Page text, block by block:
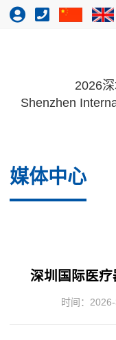
2026
Shenzhen
媒体中心
深圳国际医
时间：